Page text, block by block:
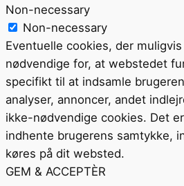
Non-necessary
Non-necessary
Eventuelle cookies, der
nødvendige for, at webstedet
specifikt til at indsamle
analyser, annoncer, andet
ikke-nødvendige cookies. Det
indhente brugerens samtykke,
køres på dit websted.
GEM & ACCEPTÈR